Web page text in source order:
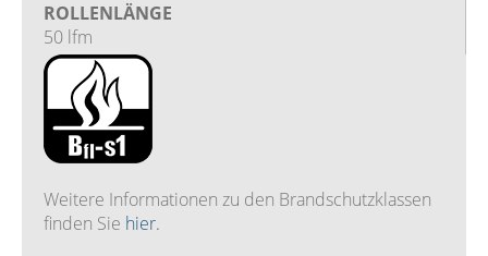
ROLLENLÄNGE
50 lfm
Weitere Informationen zu den Brandschutzklassen
finden Sie hier.